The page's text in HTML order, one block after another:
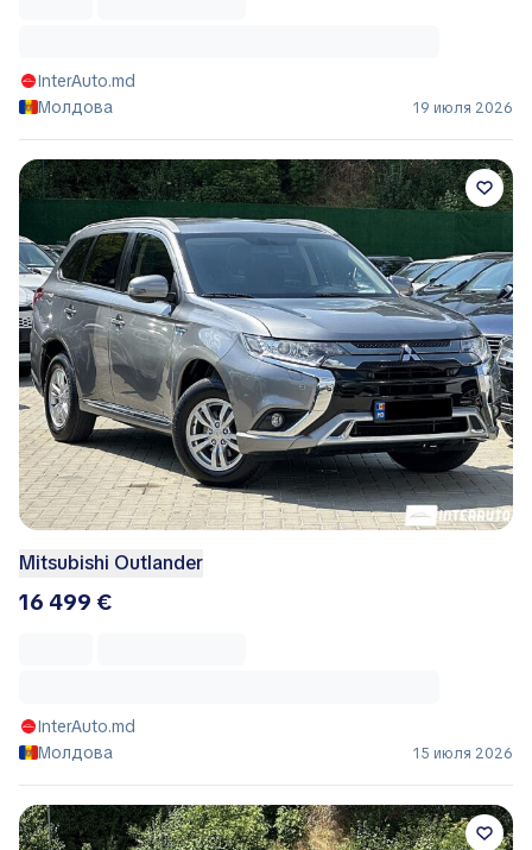
InterAuto.md
Молдова
19 июля 2026
Mitsubishi Outlander
16 499 €
InterAuto.md
Молдова
15 июля 2026